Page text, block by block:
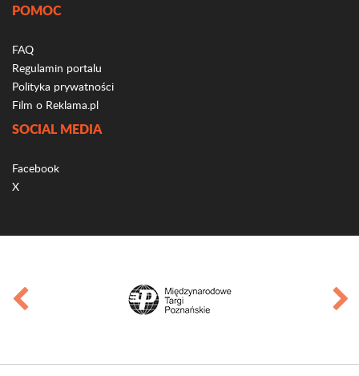
POMOC
FAQ
Regulamin portalu
Polityka prywatności
Film o Reklama.pl
SOCIAL MEDIA
Facebook
X